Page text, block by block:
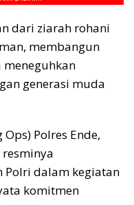
dari ziarah rohani
membangun
meneguhkan
generasi muda
Polres Ende,
Polri dalam kegiatan
komitmen